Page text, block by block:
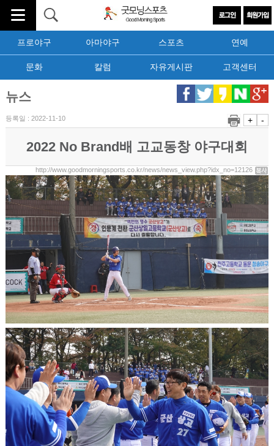
프로야구 아마야구 스포츠 연예
문화 칼럼 자유게시판 고객센터
뉴스
등록일 : 2022-11-10 + -
2022 No Brand배 고교동창 야구대회
http://www.goodmorningsports.co.kr/news/news_view.php?idx_no=12126